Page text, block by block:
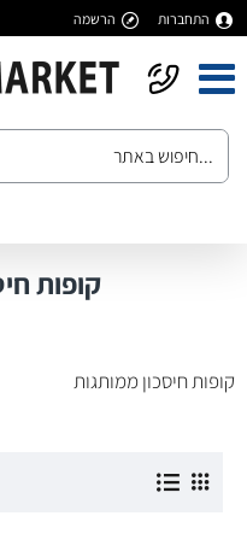
התחברות הרשמה
קופות
קופות חיסכון ממותגות